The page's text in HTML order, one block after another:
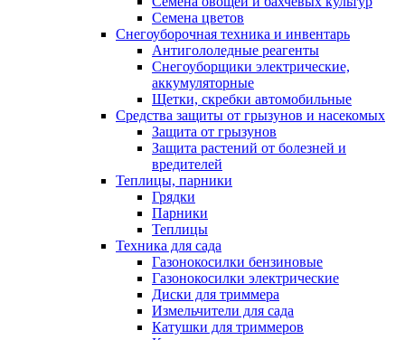
Семена цветов
Снегоуборочная техника и инвентарь
Антигололедные реагенты
Снегоуборщики электрические,
аккумуляторные
Щетки, скребки автомобильные
Средства защиты от грызунов и насекомых
Защита от грызунов
Защита растений от болезней и
вредителей
Теплицы, парники
Грядки
Парники
Теплицы
Техника для сада
Газонокосилки бензиновые
Газонокосилки электрические
Диски для триммера
Измельчители для сада
Катушки для триммеров